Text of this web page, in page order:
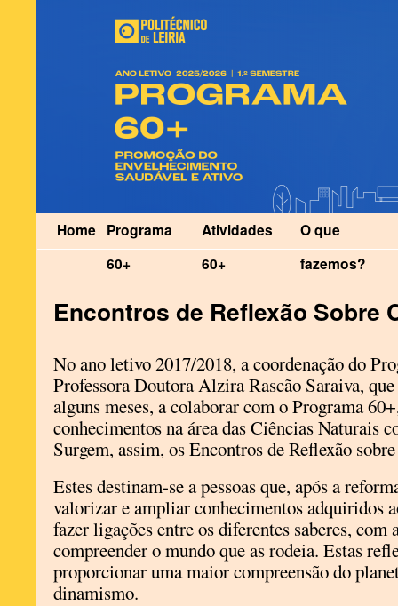
Home Programa
60+
Atividades
60+
O que
fazemos?
Encontros de Reflexão Sobre
No ano letivo 2017/2018, a coordenação do
Professora Doutora Alzira Rascão Saraiva,
alguns meses, a colaborar com o Programa
conhecimentos na área das Ciências Naturais
Surgem, assim, os Encontros de Reflexão
Estes destinam-se a pessoas que, após a
valorizar e ampliar conhecimentos adquiridos
fazer ligações entre os diferentes saberes,
compreender o mundo que as rodeia. Estas
proporcionar uma maior compreensão do
dinamismo.